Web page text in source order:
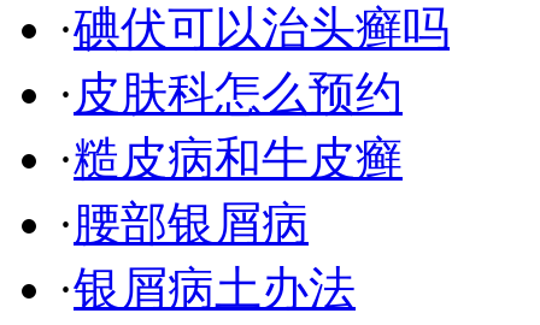
·碘伏可以治头癣吗
· 皮肤科怎么预约
·糙皮病和牛皮癣
·腰部银屑病
·银屑病土办法